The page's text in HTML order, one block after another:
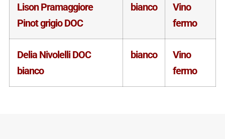
Lison Pramaggiore
Pinot grigio DOC
bianco
Vino
fermo
Delia Nivolelli DOC
bianco
bianco
Vino
fermo